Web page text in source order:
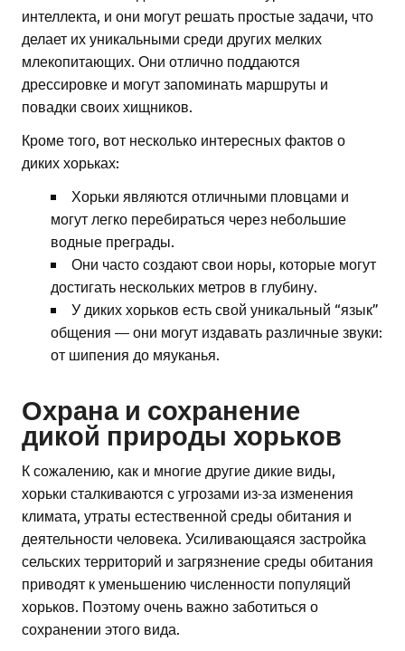
интеллекта, и они могут решать простые задачи, что
делает их уникальными среди других мелких
млекопитающих. Они отлично поддаются
дрессировке и могут запоминать маршруты и
повадки своих хищников.
Кроме того, вот несколько интересных фактов о
диких хорьках:
Хорьки являются отличными пловцами и
могут легко перебираться через небольшие
водные преграды.
Они часто создают свои норы, которые могут
достигать нескольких метров в глубину.
У диких хорьков есть свой уникальный “язык”
общения — они могут издавать различные звуки:
от шипения до мяуканья.
Охрана и сохранение
дикой природы хорьков
К сожалению, как и многие другие дикие виды,
хорьки сталкиваются с угрозами из-за изменения
климата, утраты естественной среды обитания и
деятельности человека. Усиливающаяся застройка
сельских территорий и загрязнение среды обитания
приводят к уменьшению численности популяций
хорьков. Поэтому очень важно заботиться о
сохранении этого вида.